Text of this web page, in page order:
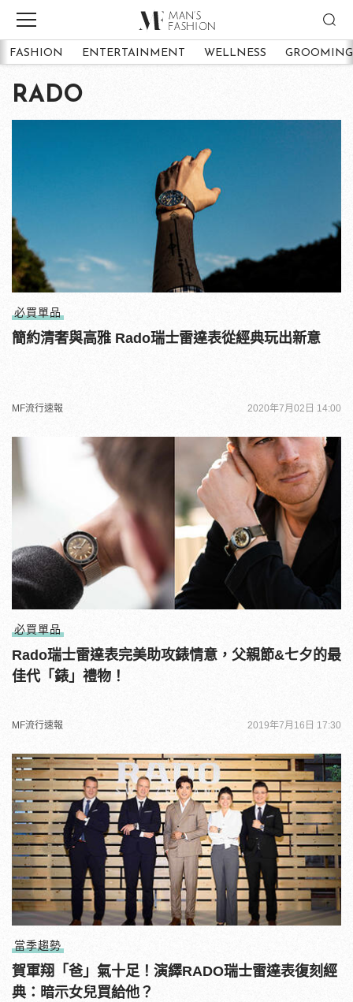
FASHION ENTERTAINMENT WELLNESS GROOMING
RADO
必買單品
簡約清奢與高雅 Rado瑞士雷達表從經典玩出新意
MF流行速報 2020年7月02日 14:00
必買單品
Rado瑞士雷達表完美助攻錶情意，父親節&七夕的最
佳代「錶」禮物！
MF流行速報 2019年7月16日 17:30
當季趨勢
賀軍翔「爸」氣十足！演繹RADO瑞士雷達表復刻經
典：暗示女兒買給他？